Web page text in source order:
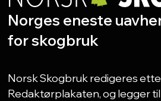
Norges eneste
for skogbruk
Norsk Skogbruk redigeres
Redaktørplakaten, og legger